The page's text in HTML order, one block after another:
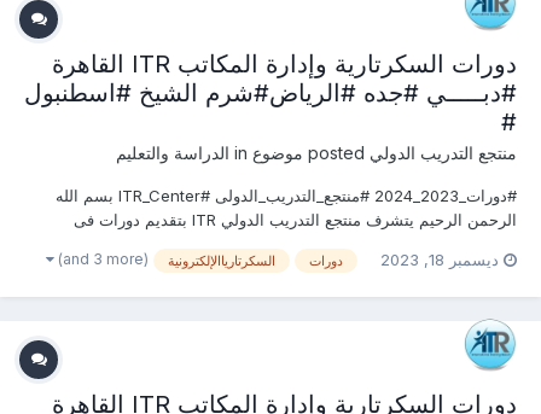
دورات السكرتارية وإدارة المكاتب ITR القاهرة
#دبـــــي #جده #الرياض#شرم الشيخ #اسطنبول
#
منتجع التدريب الدولي الدراسة والتعليم
#دورات_2023_2024 #منتجع_التدريب_الدولى #ITR_Center بسم الله
الرحمن الرحيم يتشرف منتجع التدريب الدولي ITR بتقديم دورات فى
يمكنكم التسجيل او الاستفسارعلى الدورة الان ............................
ديسمبر 18, 2023 دورات السكرتارياالإلكترونية (and 3 more)
دورات السكرتارية وإدارة المكاتب ITR القاهرة